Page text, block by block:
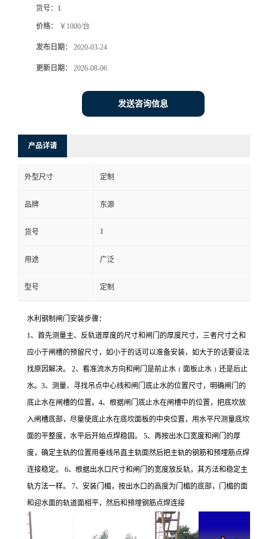
货号： 1
价格： ￥1000/台
发布日期： 2020-03-24
更新日期： 2026-08-06
发送咨询信息
产品详请
外型尺寸 定制
品牌 东源
货号 1
用途 广泛
型号 定制
水利钢制闸门安装步骤：
1、首先测量主、反轨道厚度的尺寸和闸门的厚度尺寸，三者尺寸之和
应小于闸槽的预留尺寸，如小于的话可以准备安装，如大于的话要设法
找原因解决。 2、看准流水方向和闸门是前止水﹙面板止水﹚还是后止
水。3、测量、寻找吊点中心线和闸门底止水的位置尺寸，明确闸门的
底止水在闸槽的位置。4、根据闸门底止水在闸槽中的位置，把底坎放
入闸槽底部，尽量使底止水在底坎面板的中央位置，用水平尺测量底坎
面的平整度，水平后开始点焊稳固。 5、再按出水口宽度和闸门的厚
度，确定主轨的位置用垂线吊直主轨面然后把主轨的钢筋和预埋筋点焊
连接稳定。 6、根据出水口尺寸和闸门的宽度放反轨，其方法和稳定主
轨方法一样。 7、安装门楣，按出水口的高度为门楣的底部，门楣的面
和迎水面的轨道面相平，然后和预埋钢筋点焊连接